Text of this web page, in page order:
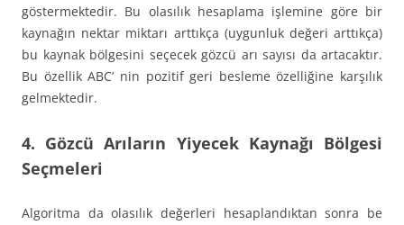
göstermektedir. Bu olasılık hesaplama işlemine göre bir
kaynağın nektar miktarı arttıkça (uygunluk değeri arttıkça)
bu kaynak bölgesini seçecek gözcü arı sayısı da artacaktır.
Bu özellik ABC’ nin pozitif geri besleme özelliğine karşılık
gelmektedir.
4. Gözcü Arıların Yiyecek Kaynağı Bölgesi
Seçmeleri
Algoritma da olasılık değerleri hesaplandıktan sonra be